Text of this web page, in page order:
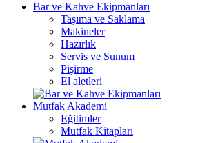
Bar ve Kahve Ekipmanları
Taşıma ve Saklama
Makineler
Hazırlık
Servis ve Sunum
Pişirme
El aletleri
Mutfak Akademi
Eğitimler
Mutfak Kitapları